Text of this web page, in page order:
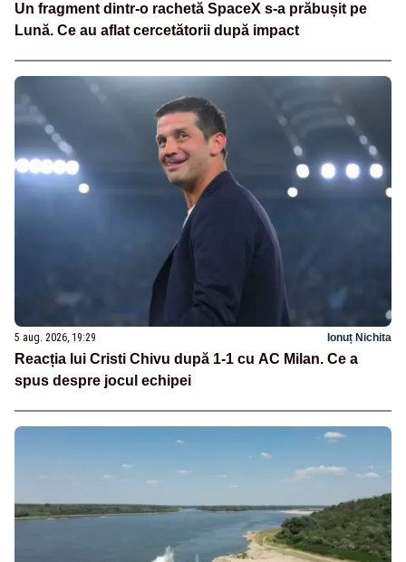
Un fragment dintr-o rachetă SpaceX s-a prăbușit pe
Lună. Ce au aflat cercetătorii după impact
5 aug. 2026, 19:29 Ionuț Nichita
Reacția lui Cristi Chivu după 1-1 cu AC Milan. Ce a
spus despre jocul echipei